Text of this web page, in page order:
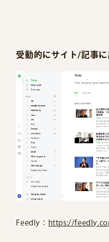
受動的にサイト/記事
Feedly： https://